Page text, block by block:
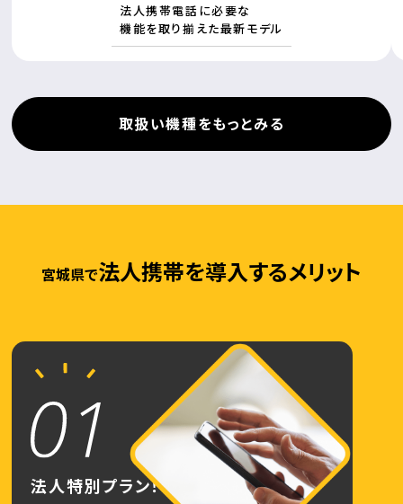
法人携帯電話に必要な
機能を取り揃えた最新モデル
取扱い機種をもっとみる
宮城県で法人携帯を導入するメリット
法人特別プラン！